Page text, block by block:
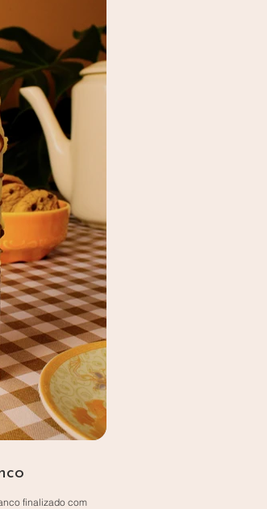
finalizado com